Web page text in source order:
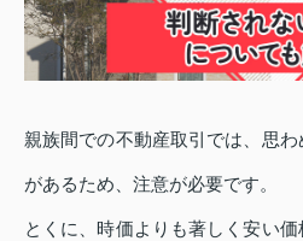
親族間での不動産取引では、思
があるため、注意が必要です。
とくに、時価よりも著しく安い